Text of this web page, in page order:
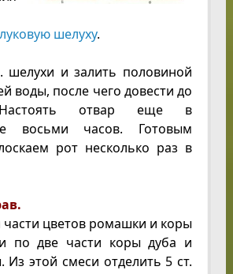
луковую шелуху.
шелухи и залить половиной
воды, после чего довести до
отвар еще в
восьми часов. Готовым
рот несколько раз в
части цветов ромашки и коры
по две части коры дуба и
Из этой смеси отделить 5 ст.